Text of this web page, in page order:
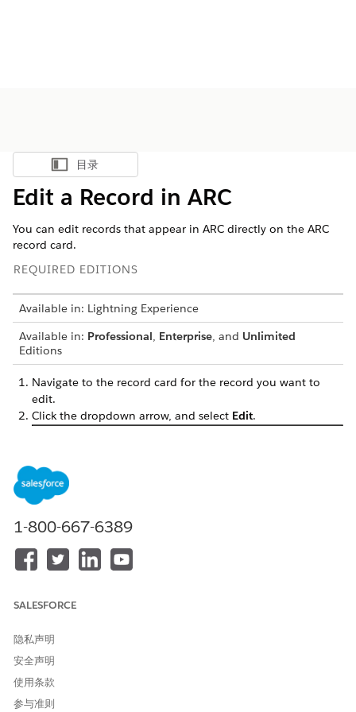
显示目录
目录
Edit a Record in ARC
You can edit records that appear in ARC directly on the ARC
record card.
REQUIRED EDITIONS
Available in: Lightning Experience
Available in: Professional, Enterprise, and Unlimited
Editions
Navigate to the record card for the record you want to
edit.
Click the dropdown arrow, and select Edit.
Change information on the record form as desired.
1-800-667-6389
SALESFORCE
隐私声明
安全声明
使用条款
参与准则